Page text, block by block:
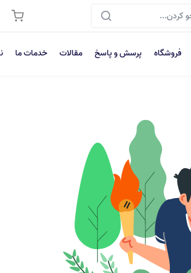
فروشگاه پرسش و پاسخ مقالات خدمات ما